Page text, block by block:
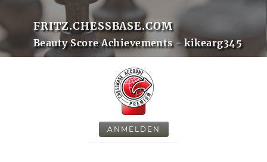
FRITZ.CHESSBASE.COM
Beauty Score Achievements - kikearg345
ANMELDEN